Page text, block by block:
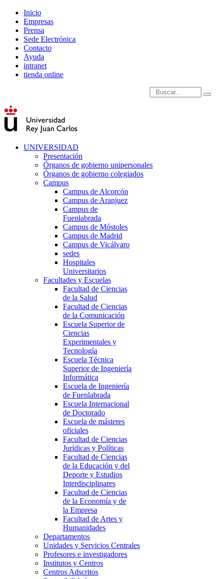
Inicio
Empresas
Prensa
Sede Electrónica
Contacto
Ayuda
intranet
tienda online
Introduce términos de
UNIVERSIDAD
Presentación
Órganos de gobierno unipersonales
Órganos de gobierno colegiados
Campus
Campus de Alcorcón
Campus de Aranjuez
Campus de
Fuenlabrada
Campus de Móstoles
Campus de Madrid
Campus de Vicálvaro
sedes
Hospitales
Universitarios
Facultades y Escuelas
Facultad de Ciencias
de la Salud
Facultad de Ciencias
de la Comunicación
Escuela Superior de
Ciencias
Experimentales y
Tecnología
Escuela Técnica
Superior de Ingeniería
Informática
Escuela de Ingeniería
de Fuenlabrada
Escuela Internacional
de Doctorado
Escuela de másteres
oficiales
Facultad de Ciencias
Jurídicas y Políticas
Facultad de Ciencias
de la Educación y del
Deporte y Estudios
Interdisciplinares
Facultad de Ciencias
de la Economía y de
la Empresa
Facultad de Artes y
Humanidades
Departamentos
Unidades y Servicios Centrales
Profesores e investigadores
Institutos y Centros
Centros Adscritos